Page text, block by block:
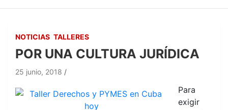
NOTICIAS TALLERES
POR UNA CULTURA JURÍDICA
25 junio, 2018
Para
exigir